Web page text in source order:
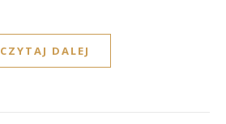
CZYTAJ DALEJ